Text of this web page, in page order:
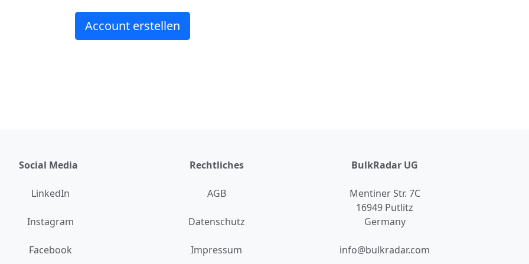
Account erstellen
Social Media
LinkedIn
Instagram
Facebook
Rechtliches
AGB
Datenschutz
Impressum
BulkRadar UG
Mentiner Str. 7C
16949 Putlitz
Germany
info@bulkradar.com